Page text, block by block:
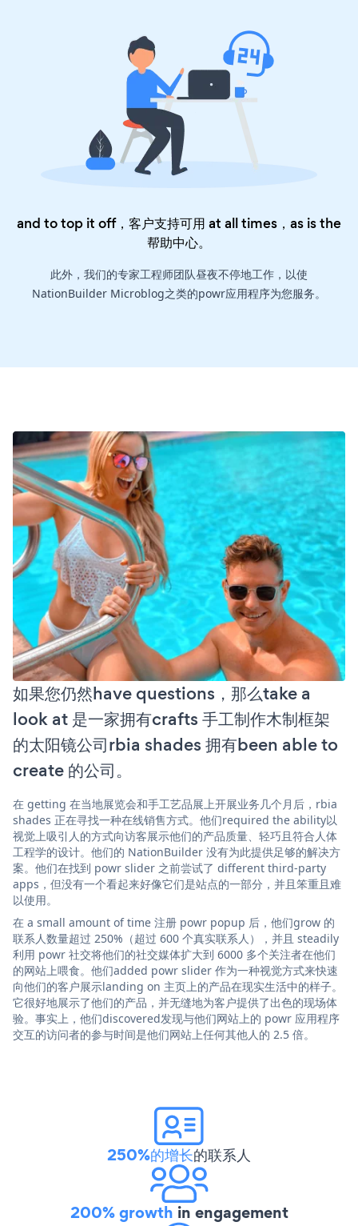
and to top it off，客户支持可用 at all times，as is the
帮助中心。
此外，我们的专家工程师团队昼夜不停地工作，以使
NationBuilder Microblog之类的powr应用程序为您服务。
如果您仍然have questions，那么take a
look at 是一家拥有crafts 手工制作木制框架
的太阳镜公司rbia shades 拥有been able to
create 的公司。
在 getting 在当地展览会和手工艺品展上开展业务几个月后，rbia
shades 正在寻找一种在线销售方式。他们required the ability以
视觉上吸引人的方式向访客展示他们的产品质量、轻巧且符合人体
工程学的设计。他们的 NationBuilder 没有为此提供足够的解决方
案。他们在找到 powr slider 之前尝试了 different third-party
apps，但没有一个看起来好像它们是站点的一部分，并且笨重且难
以使用。
在 a small amount of time 注册 powr popup 后，他们grow 的
联系人数量超过 250%（超过 600 个真实联系人），并且 steadily
利用 powr 社交将他们的社交媒体扩大到 6000 多个关注者在他们
的网站上喂食。他们added powr slider 作为一种视觉方式来快速
向他们的客户展示landing on 主页上的产品在现实生活中的样子。
它很好地展示了他们的产品，并无缝地为客户提供了出色的现场体
验。事实上，他们discovered发现与他们网站上的 powr 应用程序
交互的访问者的参与时间是他们网站上任何其他人的 2.5 倍。
250%的增长的联系人
200% growth in engagement